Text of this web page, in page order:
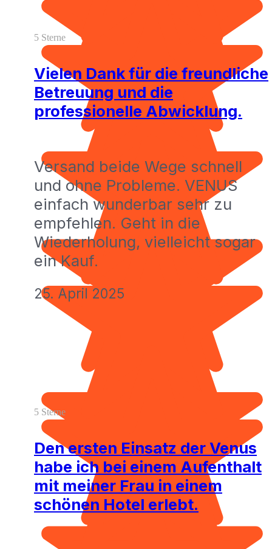
5 Sterne
Vielen Dank für die freundliche
Betreuung und die
professionelle Abwicklung.
Versand beide Wege schnell
und ohne Probleme. VENUS
einfach wunderbar sehr zu
empfehlen. Geht in die
Wiederholung, vielleicht sogar
ein Kauf.
25. April 2025
5 Sterne
Den ersten Einsatz der Venus
habe ich bei einem Aufenthalt
mit meiner Frau in einem
schönen Hotel erlebt.